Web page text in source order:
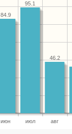
июн июл авг
46.2
95.1
84.9